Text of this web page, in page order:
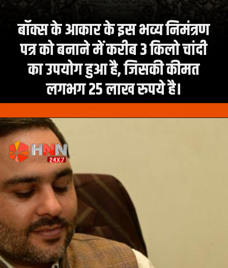
बॉक्स के आकार के इस भव्य निमंत्रण
पत्र को बनाने में करीब 3 किलो चांदी
का उपयोग हुआ है, जिसकी कीमत
लगभग 25 लाख रुपये है।